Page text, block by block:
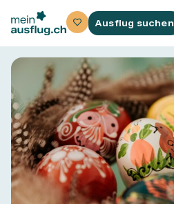
Ausflug suchen